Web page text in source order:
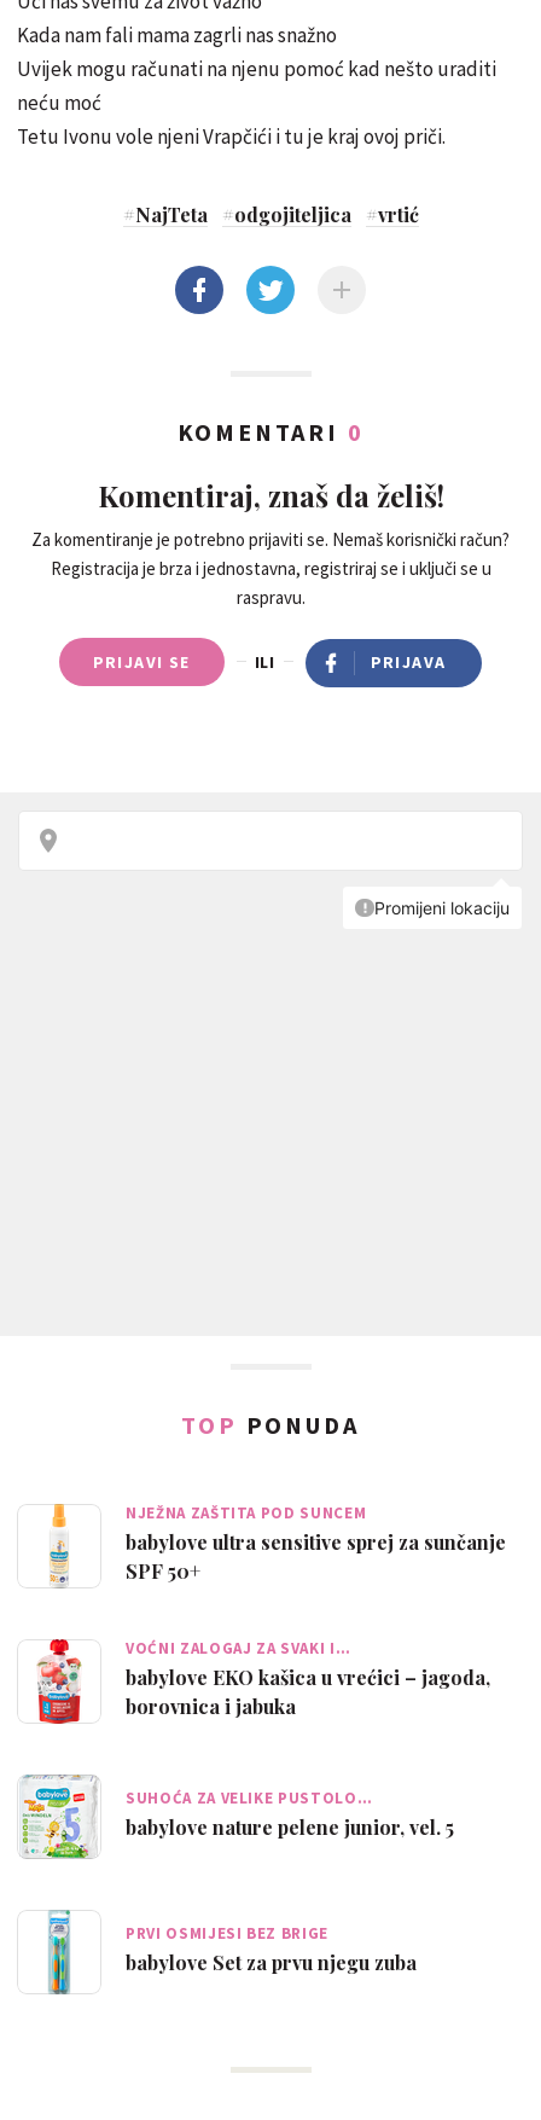
Kada nam fali mama zagrli nas snažno
Uvijek mogu računati na njenu pomoć kad nešto uraditi
neću moć
Tetu Ivonu vole njeni Vrapčići i tu je kraj ovoj priči.
#NajTeta #odgojiteljica #vrtić
KOMENTARI 0
Komentiraj, znaš da želiš!
Za komentiranje je potrebno prijaviti se. Nemaš korisnički račun?
Registracija je brza i jednostavna, registriraj se i uključi se u
raspravu.
PRIJAVI SE ILI PRIJAVA
TOP PONUDA
NJEŽNA ZAŠTITA POD SUNCEM
babylove ultra sensitive sprej za sunčanje
SPF 50+
VOĆNI ZALOGAJ ZA SVAKI I…
babylove EKO kašica u vrećici – jagoda,
borovnica i jabuka
SUHOĆA ZA VELIKE PUSTOLO…
babylove nature pelene junior, vel. 5
PRVI OSMIJESI BEZ BRIGE
babylove Set za prvu njegu zuba